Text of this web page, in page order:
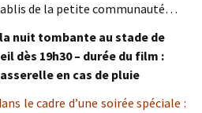
de la petite communauté…
nuit tombante au stade de
dès 19h30 – durée du film :
en cas de pluie
le cadre d’une soirée spéciale :